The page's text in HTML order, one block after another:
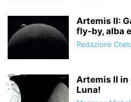
Artemis II:
fly-by, alba
Redazione
Artemis II in
Luna!